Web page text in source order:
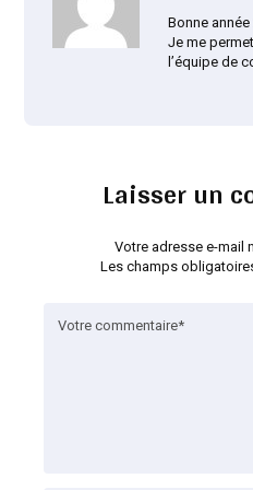
Bonne année
Je me
l’équipe de
Laisser un
Votre adresse e-mail
Les champs